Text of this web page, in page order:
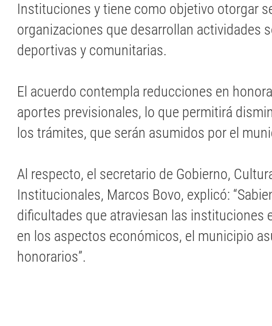
Instituciones y tiene como objetivo otorgar
organizaciones que desarrollan actividades
deportivas y comunitarias.
El acuerdo contempla reducciones en
aportes previsionales, lo que permitirá
los trámites, que serán asumidos por el
Al respecto, el secretario de Gobierno,
Institucionales, Marcos Bovo, explicó:
dificultades que atraviesan las instituciones
en los aspectos económicos, el municipio
honorarios”.